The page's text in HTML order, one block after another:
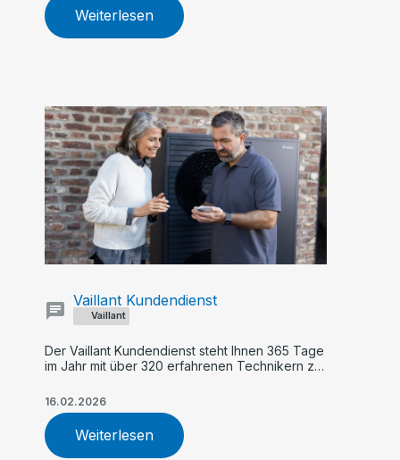
Weiterlesen
Vaillant
Vaillant Kundendienst
Der Vaillant Kundendienst steht Ihnen 365 Tage
im Jahr mit über 320 erfahrenen Technikern zur
TÜV-zertifiziertem Service, zuverlässiger
Wartung und fachgerechter Reparatur Ihrer
Heizungsanlage.
16.02.2026
Weiterlesen